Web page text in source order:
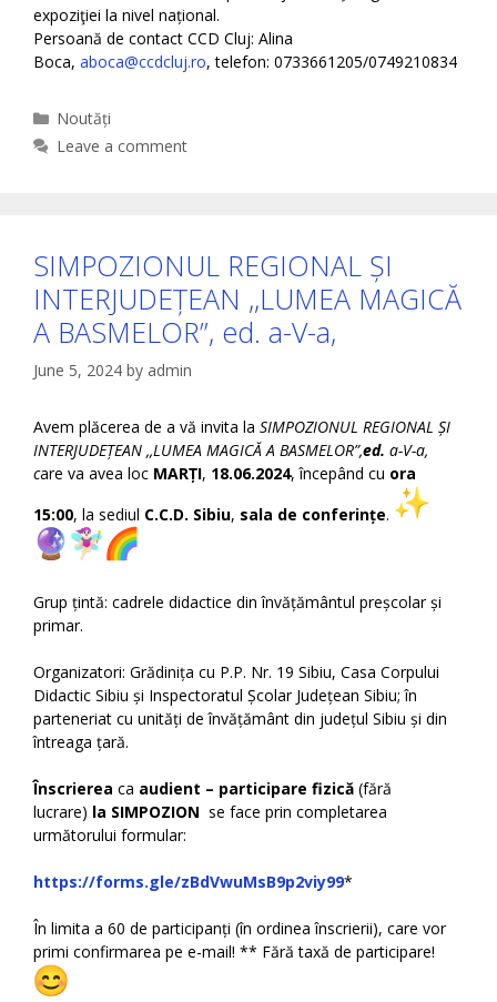
expoziţiei la nivel național.
Persoană de contact CCD Cluj: Alina
Boca, aboca@ccdcluj.ro, telefon: 0733661205/0749210834
Categories
Noutăți
Leave a comment
SIMPOZIONUL REGIONAL ȘI
INTERJUDEȚEAN ,,LUMEA MAGICĂ
A BASMELOR”, ed. a-V-a,
June 5, 2024 by admin
Avem plăcerea de a vă invita la SIMPOZIONUL REGIONAL ȘI
INTERJUDEȚEAN ,,LUMEA MAGICĂ A BASMELOR”,ed. a-V-a,
care va avea loc MARȚI, 18.06.2024, începând cu ora
15:00, la sediul C.C.D. Sibiu, sala de conferințe.
Grup țintă: cadrele didactice din învățământul preșcolar și
primar.
Organizatori: Grădinița cu P.P. Nr. 19 Sibiu, Casa Corpului
Didactic Sibiu și Inspectoratul Școlar Județean Sibiu; în
parteneriat cu unități de învățământ din județul Sibiu și din
întreaga țară.
Înscrierea ca audient – participare fizică (fără
lucrare) la SIMPOZION se face prin completarea
următorului formular:
https://forms.gle/zBdVwuMsB9p2viy99*
În limita a 60 de participanți (în ordinea înscrierii), care vor
primi confirmarea pe e-mail! ** Fără taxă de participare!